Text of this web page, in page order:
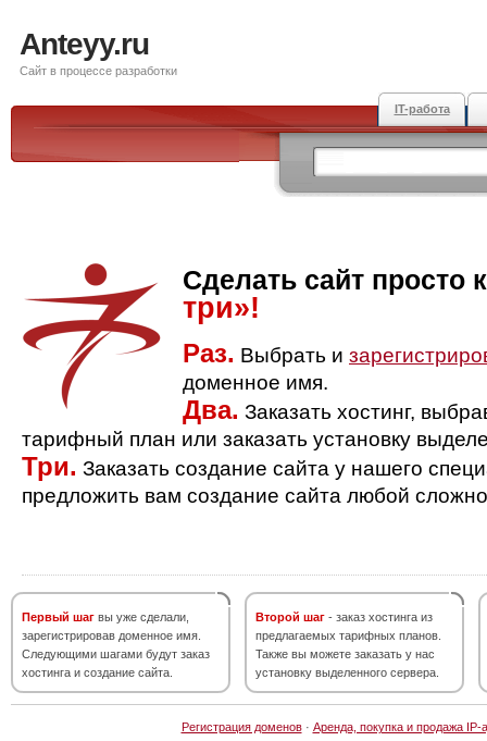
Anteyy.ru
Сайт в процессе разработки
IT-работа
Сделать сайт просто
три»!
Раз. Выбрать и
доменное имя.
Два. Заказать хостинг,
тарифный план или заказать установку
Три. Заказать создание сайта у нашего
предложить вам создание сайта любой
Первый шаг вы уже сделали,
зарегистрировав доменное имя.
Следующими шагами будут заказ
хостинга и создание сайта.
Второй шаг - заказ хостинга из
предлагаемых тарифных планов.
Также вы можете заказать у нас
установку выделенного сервера.
Регистрация доменов· Аренда, покупка и продажа IP-